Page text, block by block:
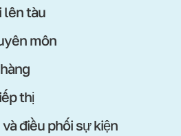
lên tàu
môn
thị
điều phối sự kiện